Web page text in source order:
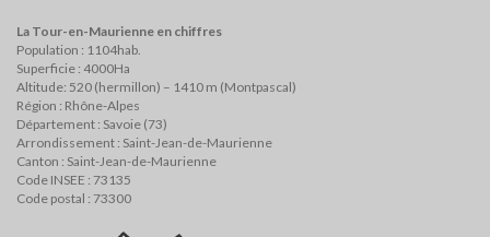
La Tour-en-Maurienne en chiffres
Population : 1104hab.
Superficie : 4000Ha
Altitude: 520 (hermillon) – 1410 m (Montpascal)
Région : Rhône-Alpes
Département : Savoie (73)
Arrondissement : Saint-Jean-de-Maurienne
Canton : Saint-Jean-de-Maurienne
Code INSEE : 73135
Code postal : 73300